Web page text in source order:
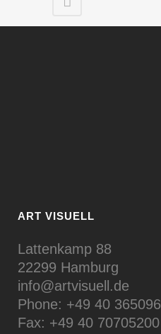
ART VISUELL
Lattenkamp 88
22299 Hamburg
info@artvisuell.de
Phone: +49 40 365096
Fax: +49 40 70705200